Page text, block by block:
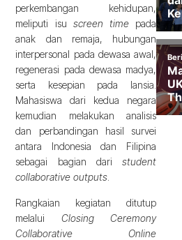
perkembangan kehidupan,
meliputi isu screen timepada
anak dan remaja, hubungan
interpersonal pada dewasa awal,
regenerasi pada dewasa madya,
serta kesepian pada lansia.
Mahasiswa dari kedua negara
kemudian melakukan analisis
dan perbandingan hasil survei
antara Indonesia dan Filipina
sebagai bagian dari student
collaborative outputs
Rangkaian kegiatan ditutup
melalui Closing Ceremony
Collaborative Online